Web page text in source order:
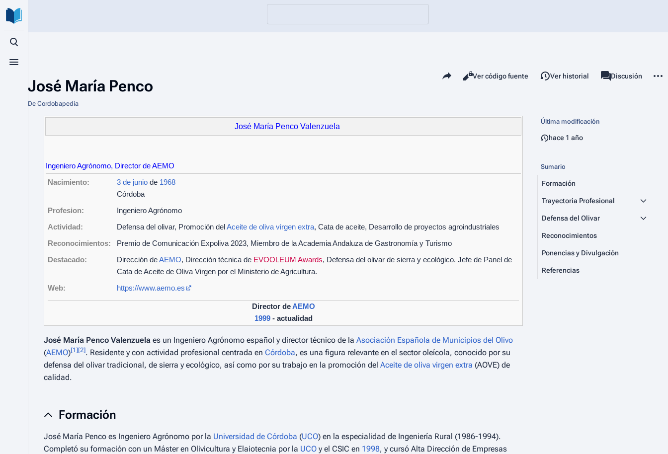
Búsqueda alternativa
Menú alternativo
José María Penco
De Cordobapedia
Comparte esta página
Vistas
Leer
Ver código fuente Ver historial associated-pages
Página
Discusión
José María Penco Valenzuela
Ingeniero Agrónomo, Director de AEMO
Nacimiento:
3 de junio de 1968
Córdoba
Profesion:
Ingeniero Agrónomo
Actividad:
Defensa del olivar, Promoción delAceite de oliva virgen extra, Cata de aceite, Desarrollo de proyectos agroindustriales
Reconocimientos:
Premio de Comunicación Expoliva 2023, Miembro de la Academia Andaluza de Gastronomía y Turismo
Destacado:
Dirección deAEMO, Dirección técnica de EVOOLEUM Awards, Defensa del olivar de sierra y ecológico. Jefe de Panel de
Cata de Aceite de Oliva Virgen por el Ministerio de Agricultura.
Web:
https://www.aemo.es
Director deAEMO
1999- actualidad
José María Penco Valenzuela es un Ingeniero Agrónomo español y director técnico de la Asociación Española de Municipios del Olivo
(AEMO)[1][2]. Residente y con actividad profesional centrada en Córdoba, es una figura relevante en el sector oleícola, conocido por su
defensa del olivar tradicional, de sierra y ecológico, así como por su trabajo en la promoción del Aceite de oliva virgen extra (AOVE) de
calidad.
Formación
José María Penco es Ingeniero Agrónomo por la Universidad de Córdoba (UCO) en la especialidad de Ingeniería Rural (1986-1994).
Completó su formación con un Máster en Olivicultura y Elaiotecnia por la UCO y el CSIC en 1998, y cursó Alta Dirección de Empresas
Última modificación
hace 1 año
Sumario
Formación
Trayectoria Profesional
Defensa del Olivar
Reconocimientos
Ponencias y Divulgación
Referencias